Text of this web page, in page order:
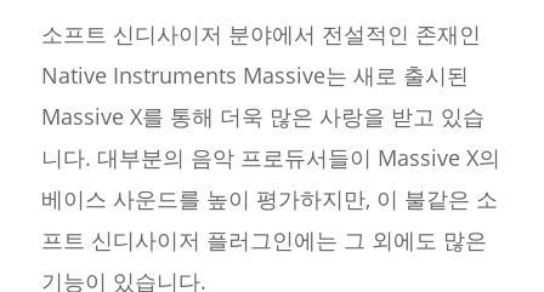
소프트 신디사이저 분야에서 전설적인 존재인
Native Instruments Massive는 새로 출시된
Massive X를 통해 더욱 많은 사랑을 받고 있습
니다. 대부분의 음악 프로듀서들이 Massive X의
베이스 사운드를 높이 평가하지만, 이 불같은 소
프트 신디사이저 플러그인에는 그 외에도 많은
기능이 있습니다.